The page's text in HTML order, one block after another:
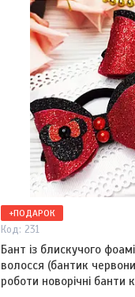
+ПОДАРОК
231
Бант із блискучого
волосся (бантик
роботи новорічні банти